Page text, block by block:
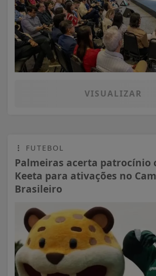
VISUALIZAR
FUTEBOL
Palmeiras acerta patrocínio
Keeta para ativações no
Brasileiro